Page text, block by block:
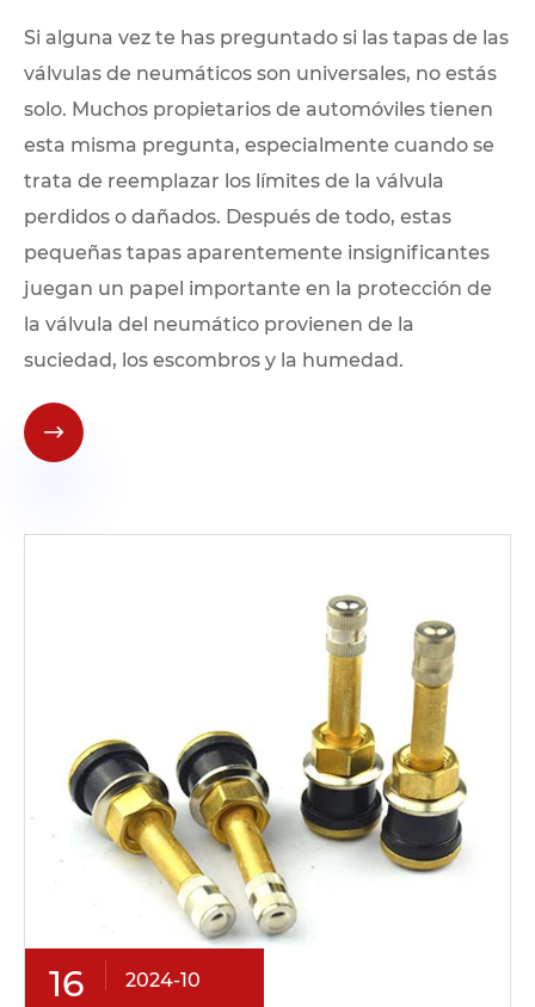
Si alguna vez te has preguntado si las tapas de las
válvulas de neumáticos son universales, no estás
solo. Muchos propietarios de automóviles tienen
esta misma pregunta, especialmente cuando se
trata de reemplazar los límites de la válvula
perdidos o dañados. Después de todo, estas
pequeñas tapas aparentemente insignificantes
juegan un papel importante en la protección de
la válvula del neumático provienen de la
suciedad, los escombros y la humedad.

16 2024-10